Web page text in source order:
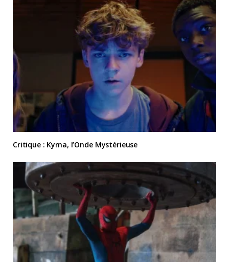
Critique : Kyma, l’Onde Mystérieuse